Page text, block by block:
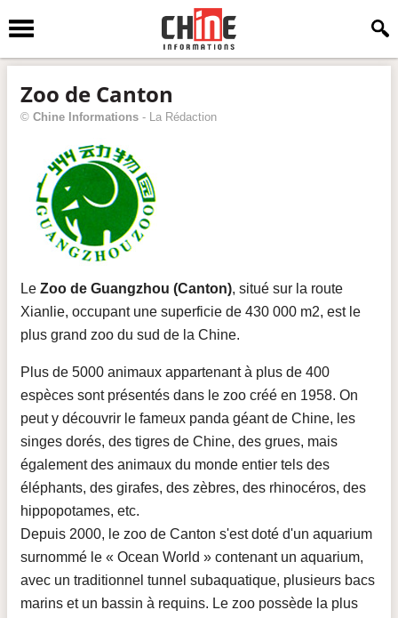
Zoo de Canton
© Chine Informations - La Rédaction
Le Zoo de Guangzhou (Canton), situé sur la route
Xianlie, occupant une superficie de 430 000 m2, est le
plus grand zoo du sud de la Chine.
Plus de 5000 animaux appartenant à plus de 400
espèces sont présentés dans le zoo créé en 1958. On
peut y découvrir le fameux panda géant de Chine, les
singes dorés, des tigres de Chine, des grues, mais
également des animaux du monde entier tels des
éléphants, des girafes, des zèbres, des rhinocéros, des
hippopotames, etc.
Depuis 2000, le zoo de Canton s'est doté d'un aquarium
surnommé le « Ocean World » contenant un aquarium,
avec un traditionnel tunnel subaquatique, plusieurs bacs
marins et un bassin à requins. Le zoo possède la plus